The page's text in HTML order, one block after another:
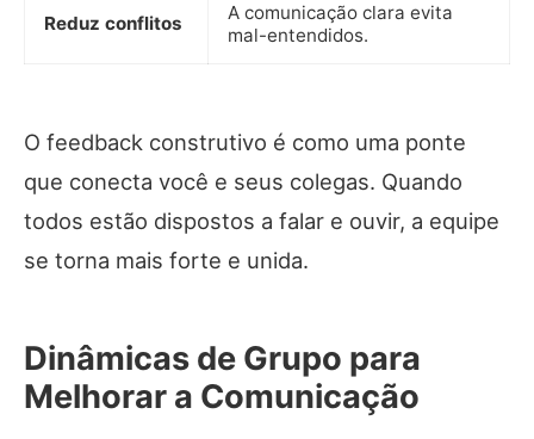
Reduz conflitos
A comunicação clara evita
mal-entendidos.
O feedback construtivo é como uma ponte
que conecta você e seus colegas. Quando
todos estão dispostos a falar e ouvir, a equipe
se torna mais forte e unida.
Dinâmicas de Grupo para
Melhorar a Comunicação